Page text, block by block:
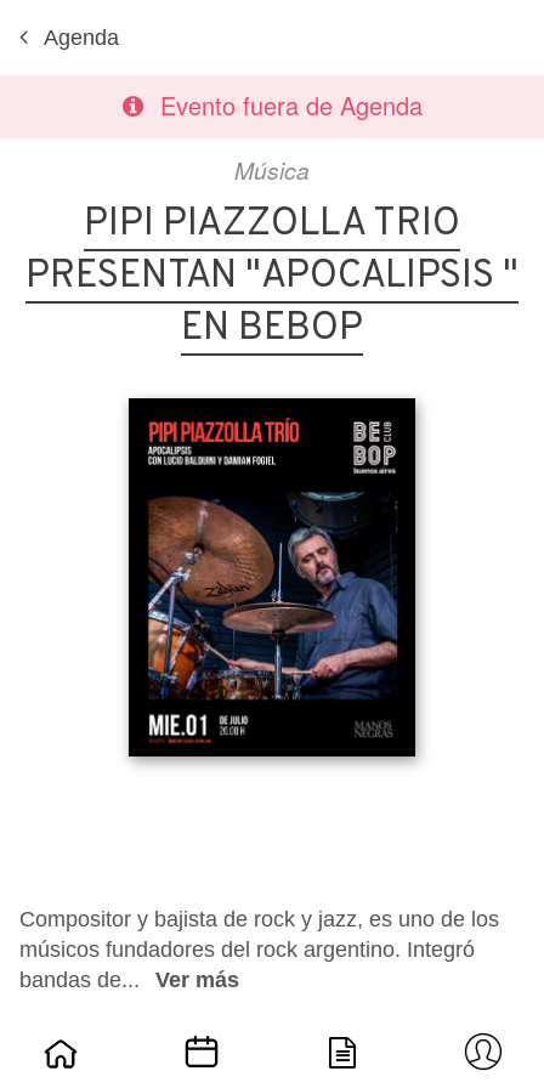
Agenda
Evento fuera de Agenda
Música
PIPI PIAZZOLLA TRIO
PRESENTAN "APOCALIPSIS "
EN BEBOP
Compositor y bajista de rock y jazz, es uno de los
músicos fundadores del rock argentino. Integró
bandas de...
Ver más